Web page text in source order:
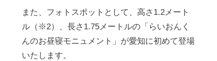
また、フォトスポットとして、高さ1.2メート
ル（※2）、長さ1.75メートルの「らいおんく
んのお昼寝モニュメント」が愛知に初めて登場
いたします。